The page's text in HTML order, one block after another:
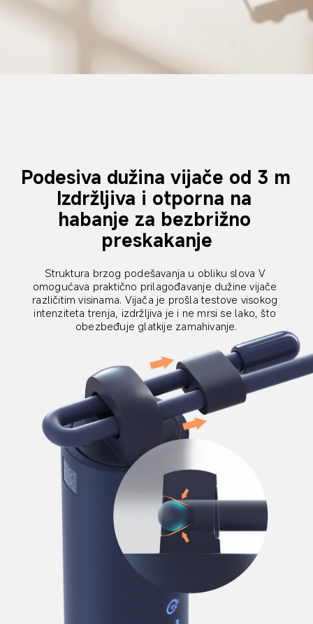
Podesiva dužina vijače od 3 m
Izdržljiva i otporna na
habanje za bezbrižno
preskakanje
Struktura brzog podešavanja u obliku slova V
omogućava praktično prilagođavanje dužine vijače
različitim visinama. Vijača je prošla testove visokog
intenziteta trenja, izdržljiva je i ne mrsi se lako, što
obezbeđuje glatkije zamahivanje.